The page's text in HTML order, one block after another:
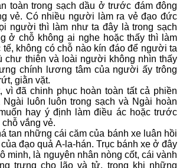
toàn trong sạch dầu ở trước đám đông
vẻ. Có nhiều người làm ra vẻ đạo đức
người thì làm như ta đây là trong sạch
ở chỗ không ai nghe hoặc thấy thì làm
tế, không có chỗ nào kín đáo để người ta
chư thiên và loài người không nhìn thấy
chính lương tâm của người ấy trông
giằn vặt.
vì đã chinh phục hoàn toàn tất cả phiền
Ngài luôn luôn trong sạch và Ngài hoàn
hay ý định làm điều ác hoặc trước
vắng vẻ.
tan những cái căm của bánh xe luân hồi
đạo quả A-la-hán. Trục bánh xe ở đây
minh, là nguyên nhân nòng cốt, cái vành
trưng cho lão và tử, trong khi những